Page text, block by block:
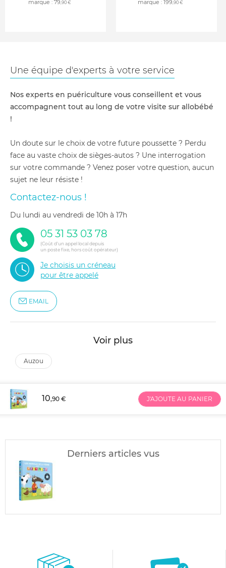
marque : 79,90 € marque : 199,90 €
Une équipe d'experts à votre service
Nos experts en puériculture vous conseillent et vous
accompagnent tout au long de votre visite sur allobébé
!
Un doute sur le choix de votre future poussette ? Perdu
face au vaste choix de sièges-autos ? Une interrogation
sur votre commande ? Venez poser votre question, aucun
sujet ne leur résiste !
Contactez-nous !
du lundi au vendredi de 10h à 17h
05 31 53 03 78
(Coût d'un appel local depuis
un poste fixe, hors coût opérateur)
Je choisis un créneau
pour être appelé
EMAIL
Voir plus
auzou
10,90 € J'AJOUTE AU PANIER
Derniers articles vus